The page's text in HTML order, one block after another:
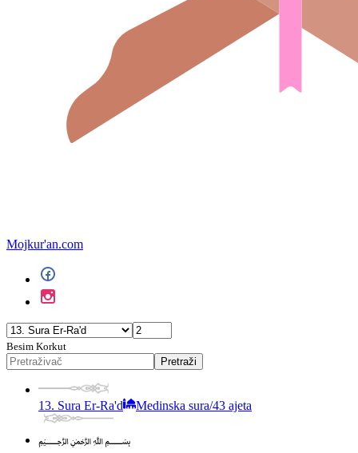
Mojkur'an.com
Besim Korkut
Pretraži
13. Sura Er-Ra'd Medinska sura/43 ajeta
﷽